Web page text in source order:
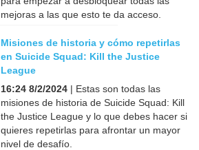
mejoras a las que esto te da acceso.
Misiones de historia y cómo repetirlas
en Suicide Squad: Kill the Justice
League
16:24 8/2/2024 | Estas son todas las
misiones de historia de Suicide Squad: Kill
the Justice League y lo que debes hacer si
quieres repetirlas para afrontar un mayor
nivel de desafío.